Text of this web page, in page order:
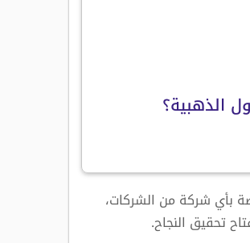
الذهبية؟
بأي شركة من الشركات،
تحقيق النجاح.